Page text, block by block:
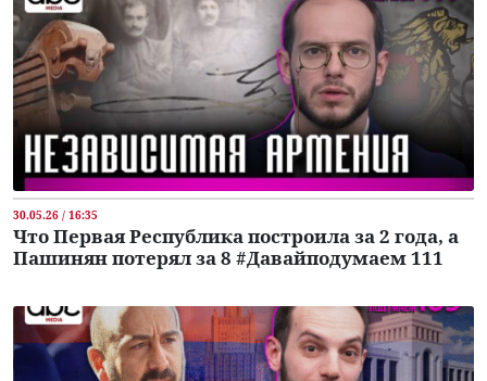
30.05.26 / 16:35
Что Первая Республика построила за 2 года, а
Пашинян потерял за 8 #Давайподумаем 111